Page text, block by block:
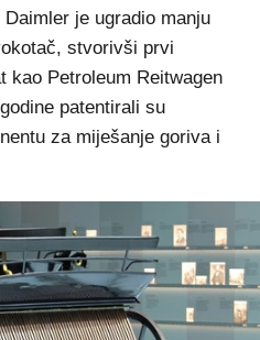
je ugradio manju
stvorivši prvi
kao Petroleum Reitwagen
patentirali su
za miješanje goriva i